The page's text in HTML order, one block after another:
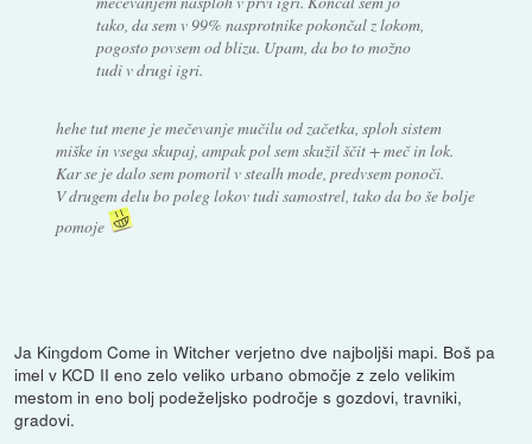
tako, da sem v 99% nasprotnike pokončal z lokom,
pogosto povsem od blizu. Upam, da bo to možno
tudi v drugi igri.
hehe tut mene je mečevanje mučilu od začetka, sploh sistem
miške in vsega skupaj, ampak pol sem skužil ščit + meč in lok.
Kar se je dalo sem pomoril v stealh mode, predvsem ponoči.
V drugem delu bo poleg lokov tudi samostrel, tako da bo še bolje
pomoje
Ja Kingdom Come in Witcher verjetno dve najboljši mapi. Boš pa
imel v KCD II eno zelo veliko urbano območje z zelo velikim
mestom in eno bolj podeželjsko področje s gozdovi, travniki,
gradovi.